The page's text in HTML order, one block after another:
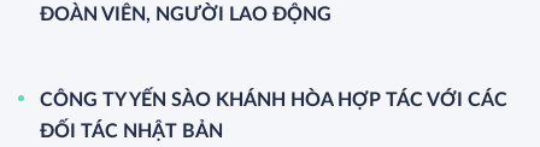
ĐOÀN VIÊN, NGƯỜI LAO ĐỘNG
CÔNG TY YẾN SÀO KHÁNH HÒA HỢP TÁC VỚI CÁC
ĐỐI TÁC NHẬT BẢN